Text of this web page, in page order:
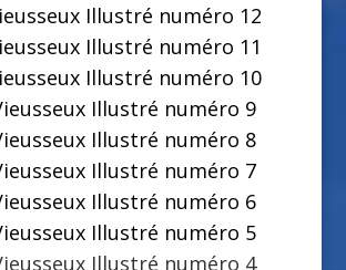
Illustré numéro 12
Illustré numéro 11
Illustré numéro 10
Illustré numéro 9
Illustré numéro 8
Illustré numéro 7
Illustré numéro 6
Illustré numéro 5
Illustré numéro 4